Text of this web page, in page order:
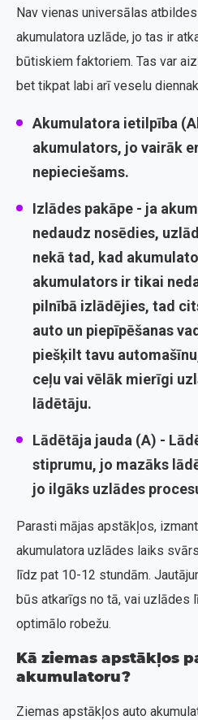
Nav vienas universālas
akumulatora uzlāde, jo tas ir
būtiskiem faktoriem. Tas var
bet tikpat labi arī veselu
Akumulatora ietilpība
akumulators, jo vairāk
nepieciešams.
Izlādes pakāpe - ja
nedaudz nosēdies,
nekā tad, kad
akumulators ir tikai
pilnībā izlādējies, tad
auto un piepīpēšanas
piešķilt tavu
ceļu vai vēlāk mierīgi
lādētāju.
Lādētāja jauda (A) -
stiprumu, jo mazāks
jo ilgāks uzlādes
Parasti mājas apstākļos,
akumulatora uzlādes laiks
līdz pat 10-12 stundām.
būs atkarīgs no tā, vai uzlādes
optimālo robežu.
Kā ziemas apstākļos
akumulatoru?
Ziemas apstākļos auto